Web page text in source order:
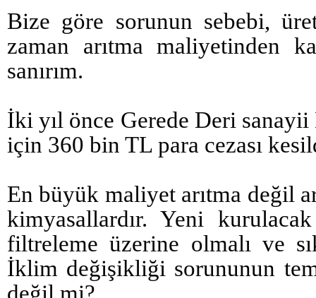
Bize göre sorunun sebebi,
zaman arıtma maliyetinden
sanırım.
İki yıl önce Gerede Deri
için 360 bin TL para cezası
En büyük maliyet arıtma değil
kimyasallardır. Yeni
filtreleme üzerine olmalı ve
İklim değişikliği sorununun